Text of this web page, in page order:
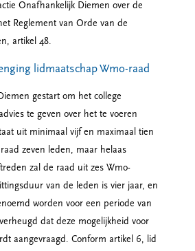
Onafhankelijk Diemen over de
Reglement van Orde van de
artikel 48.
lidmaatschap Wmo-raad
gestart om het college
te geven over het te voeren
uit minimaal vijf en maximaal tien
zeven leden, maar helaas
zal de raad uit zes Wmo-
van de leden is vier jaar, en
worden voor een periode van
dat deze mogelijkheid voor
aangevraagd. Conform artikel 6, lid